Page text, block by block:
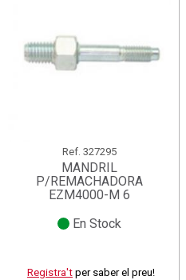
Ref. 327295
MANDRIL
P/REMACHADORA
EZM4000-M 6
En Stock
Registra't per saber el preu!